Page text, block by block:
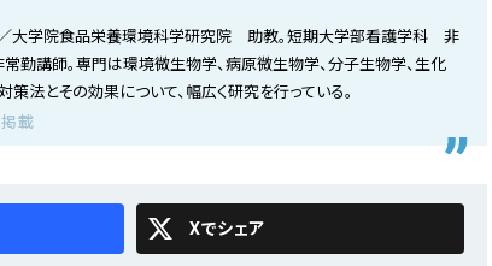
大学院食品栄養環境科学研究院 助教。短期大学部看護学科 非
勤講師。専門は環境微生物学、病原微生物学、分子生物学、生化
法とその効果について、幅広く研究を行っている。
掲載
X